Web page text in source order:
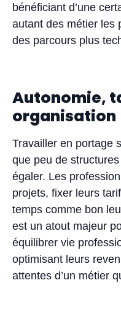
bénéficiant d’une
autant des métier les
des parcours plus
Autonomie,
organisation
Travailler en portage
que peu de
égaler. Les
projets, fixer leurs
temps comme bon
est un atout majeur
équilibrer vie
optimisant leurs
attentes d’un métier